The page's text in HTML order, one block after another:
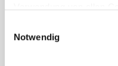
diese Webseite auch in
Wenn Sie nur einzelne
Notwendig
Der